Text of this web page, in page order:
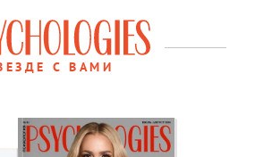
С ВАМИ